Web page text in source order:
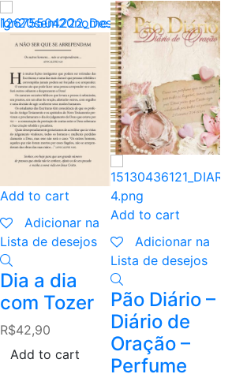
Add to cart
Adicionar na
Lista de desejos
Dia a dia
com Tozer
R$42,90
Add to cart
Add to cart
Adicionar na
Lista de desejos
Pão Diário –
Diário de
Oração –
Perfume